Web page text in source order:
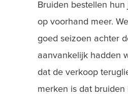
Bruiden bestellen
op voorhand meer.
goed seizoen achter
aanvankelijk hadden
dat de verkoop
merken is dat bruiden